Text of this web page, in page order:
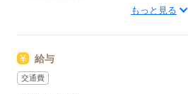
応募す
・Word
・PowerPoint
もっと見る
給与
交通費